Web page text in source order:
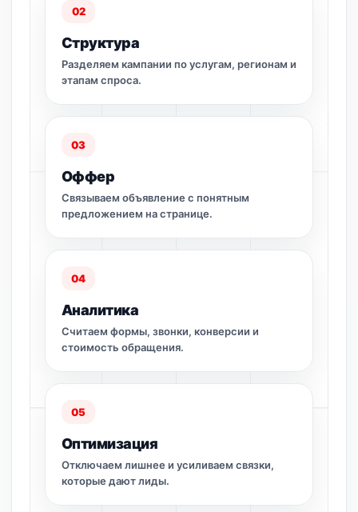
02
Структура
Разделяем кампании по услугам, регионам и
этапам спроса.
03
Оффер
Связываем объявление с понятным
предложением на странице.
04
Аналитика
Считаем формы, звонки, конверсии и
стоимость обращения.
05
Оптимизация
Отключаем лишнее и усиливаем связки,
которые дают лиды.